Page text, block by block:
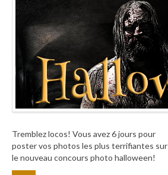
Tremblez locos! Vous avez 6 jours pour
poster vos photos les plus terrifiantes sur
le nouveau concours photo halloween!